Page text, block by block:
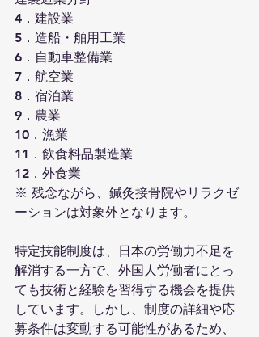
4．建設業
5．造船・舶用工業
6．自動車整備業
7．航空業
8．宿泊業
9．農業
10．漁業
11．飲食料品製造業
12．外食業
※ 残念ながら、鍼灸接骨院やリラクゼ
ーションは対象外となります。
特定技能制度は、日本の労働力不足を
解消する一方で、外国人労働者にとっ
ても技術と経験を習得する機会を提供
しています。しかし、制度の詳細や応
募条件は変動する可能性があるため、